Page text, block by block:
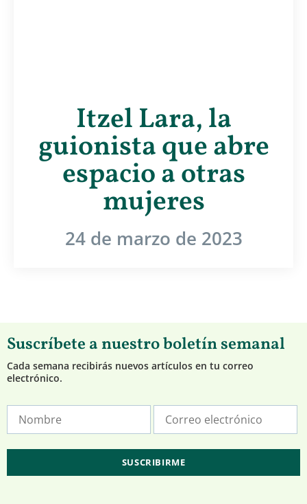
Itzel Lara, la
guionista que abre
espacio a otras
mujeres
24 de marzo de 2023
Suscríbete a nuestro boletín semanal
Cada semana recibirás nuevos artículos en tu correo
electrónico.